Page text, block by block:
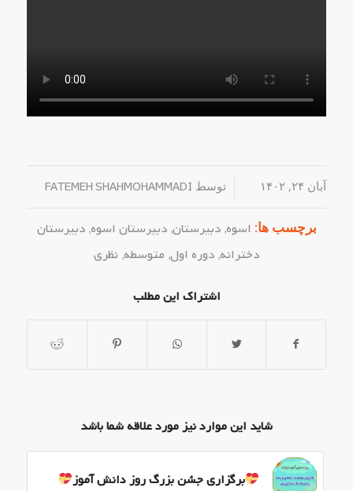
آبان ۲۴, ۱۴۰۲ / توسط FATEMEH SHAHMOHAMMADI
برچسب ها: اسوه,دبیرستان,دبیرستان اسوه,دبیرستان
دخترانه, دوره اول, متوسطه, نظری
اشتراک این مطلب
شاید این موارد نیز مورد علاقه شما باشد
برگزاری جشن بزرگ روز دانش آموز